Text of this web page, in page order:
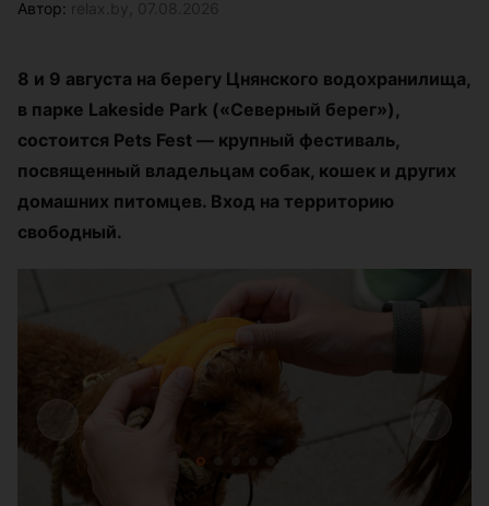
Автор:
8 и 9 августа на берегу Цнянского водохранилища,
в парке Lakeside Park («Северный берег»),
состоится Pets Fest — крупный фестиваль,
посвященный владельцам собак, кошек и других
домашних питомцев. Вход на территорию
свободный.